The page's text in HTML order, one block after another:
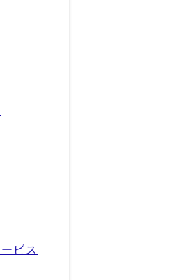
ビス